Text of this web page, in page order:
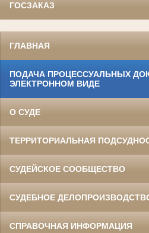
ГОСЗАКАЗ
ГЛАВНАЯ
ПОДАЧА ПРОЦЕССУАЛЬНЫХ
ЭЛЕКТРОННОМ ВИДЕ
О СУДЕ
ТЕРРИТОРИАЛЬНАЯ
СУДЕЙСКОЕ СООБЩЕСТВО
СУДЕБНОЕ
СПРАВОЧНАЯ ИНФОРМАЦИЯ